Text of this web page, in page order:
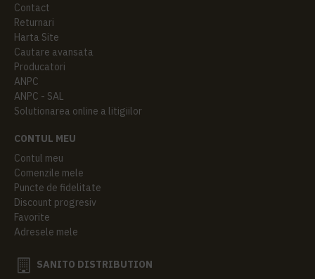
Contact
Returnari
Harta Site
Cautare avansata
Producatori
ANPC
ANPC - SAL
Solutionarea online a litigiilor
CONTUL MEU
Contul meu
Comenzile mele
Puncte de fidelitate
Discount progresiv
Favorite
Adresele mele
SANITO DISTRIBUTION